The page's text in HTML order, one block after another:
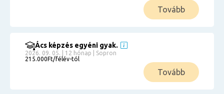
Tovább
Ács képzés egyéni gyak.
2026. 09. 05. | 12 hónap | Sopron
215.000Ft/félév-tól
Tovább